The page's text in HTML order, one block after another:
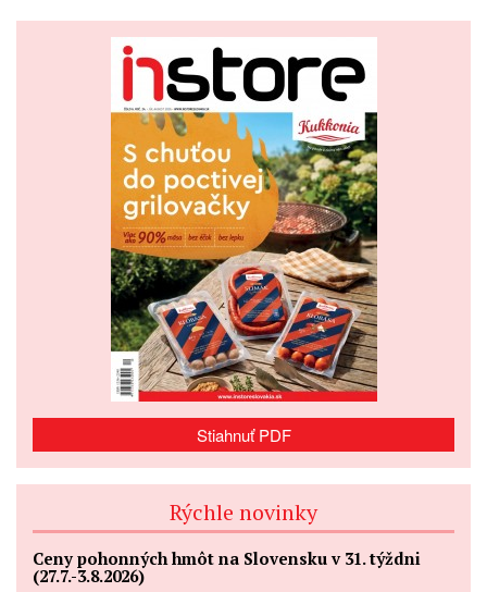
Stiahnuť PDF
Rýchle novinky
Ceny pohonných hmôt na Slovensku v 31. týždni
(27.7.-3.8.2026)